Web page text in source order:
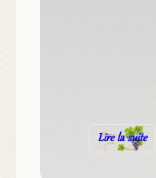
Lire la suite